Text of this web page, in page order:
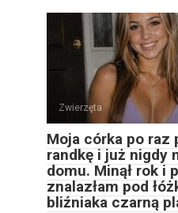
Zwierzęta
Moja córka po raz
randkę i już nigdy
domu. Minął rok i
znalazłam pod
bliźniaka czarną